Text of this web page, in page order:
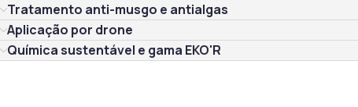
Tratamento anti-musgo e antialgas
Aplicação por drone
Química sustentável e gama EKO'R